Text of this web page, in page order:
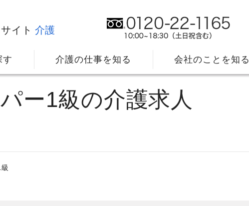
イト 介護
す 介護の仕事を知る 会社のことを知る
ー1級の介護求人